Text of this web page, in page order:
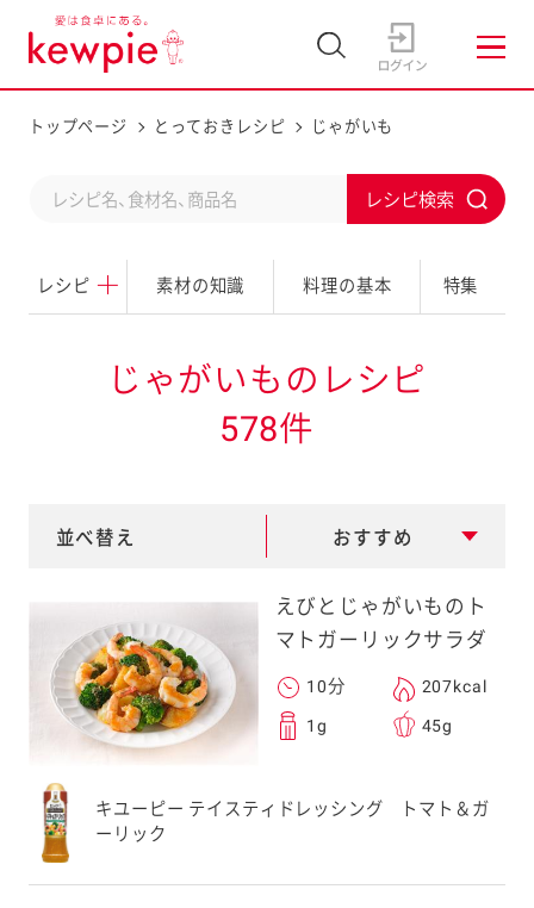
トップページ とっておきレシピ じゃがいも
レシピ 素材の知識 料理の基本 特集
d
b
t
じゃがいものレシピ
578件
並べ替え おすすめ
えびとじゃがいものト
マトガーリックサラダ
10分 207kcal
1g 45g
キユーピー テイスティドレッシング トマト＆ガ
ーリック